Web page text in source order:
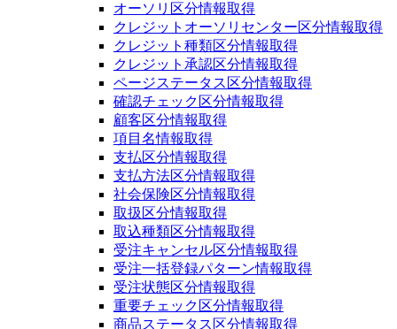
オーソリ区分情報取得
クレジットオーソリセンター区分情報取得
クレジット種類区分情報取得
クレジット承認区分情報取得
ページステータス区分情報取得
確認チェック区分情報取得
顧客区分情報取得
項目名情報取得
支払区分情報取得
支払方法区分情報取得
社会保険区分情報取得
取扱区分情報取得
取込種類区分情報取得
受注キャンセル区分情報取得
受注一括登録パターン情報取得
受注状態区分情報取得
重要チェック区分情報取得
商品ステータス区分情報取得